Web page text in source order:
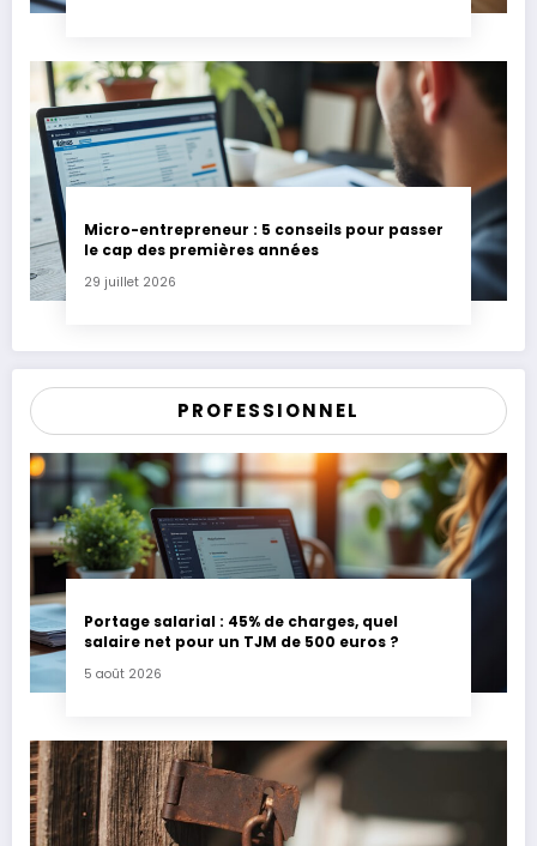
Micro-entrepreneur : 5 conseils pour passer
le cap des premières années
29 juillet 2026
PROFESSIONNEL
Portage salarial : 45% de charges, quel
salaire net pour un TJM de 500 euros ?
5 août 2026